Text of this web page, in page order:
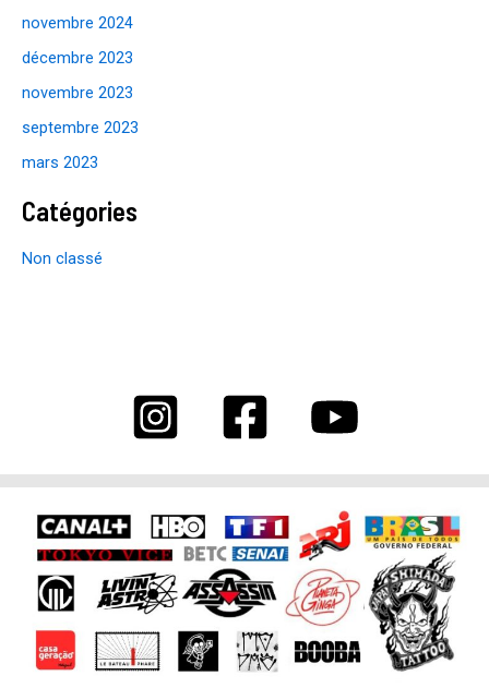
novembre 2024
décembre 2023
novembre 2023
septembre 2023
mars 2023
Catégories
Non classé